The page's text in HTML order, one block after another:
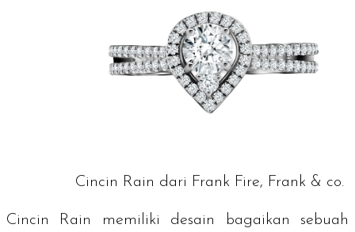
Cincin Rain dari Frank Fire, Frank & co.
Cincin Rain memiliki desain bagaikan sebuah